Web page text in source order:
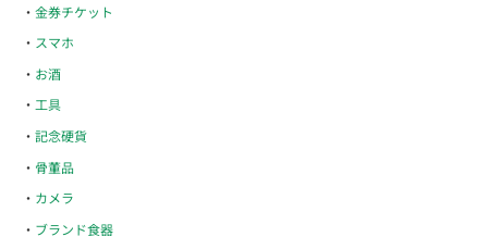
金券チケット
スマホ
お酒
工具
記念硬貨
骨董品
カメラ
ブランド食器